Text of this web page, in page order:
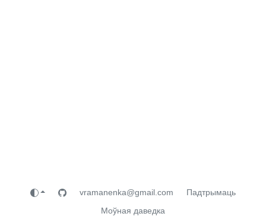
vramanenka@gmail.com
Падтрымаць
Моўная даведка